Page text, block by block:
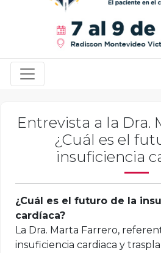
Navegación principal
Entrevista a la Dra.
¿Cuál es el
insuficiencia
¿Cuál es el futuro de la
cardíaca?
La Dra. Marta Farrero,
insuficiencia cardiaca y